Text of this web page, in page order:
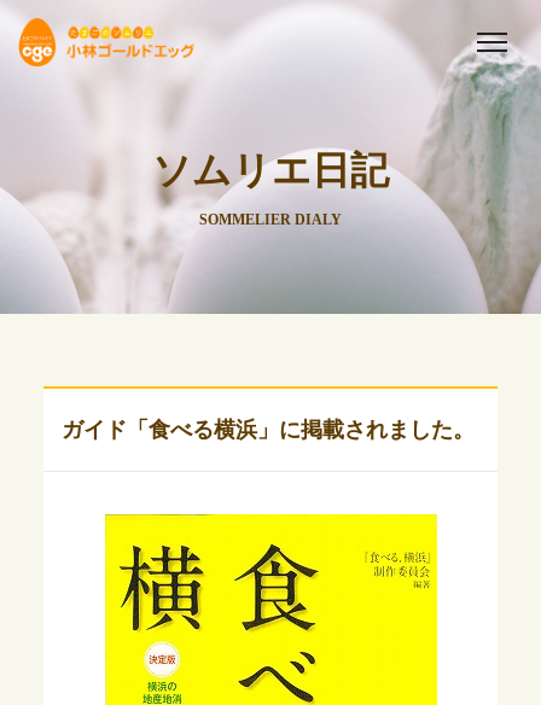
ソムリエ日記
SOMMELIER DIALY
ガイド「食べる横浜」に掲載されました。